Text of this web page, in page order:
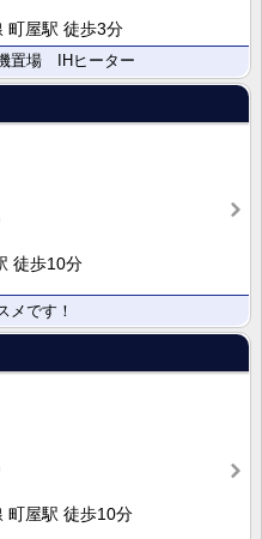
町屋駅 徒歩3分
置場 IHヒーター
徒歩10分
メです！
町屋駅 徒歩10分